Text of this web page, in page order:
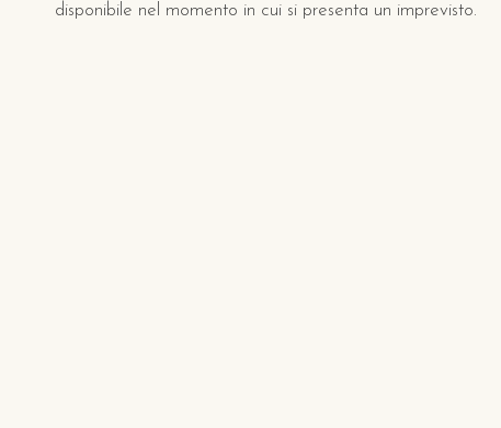
disponibile nel momento in cui si presenta un imprevisto.